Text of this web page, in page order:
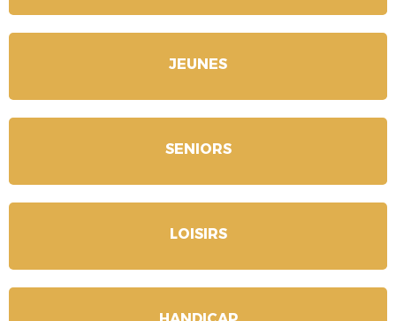
JEUNES
SENIORS
LOISIRS